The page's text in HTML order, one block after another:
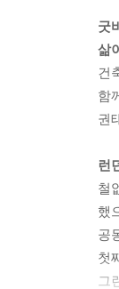
뷰
기
에
일
여
“
“
간
울
---
굿
삶
건
함
권
런
철
했
공
첫
그